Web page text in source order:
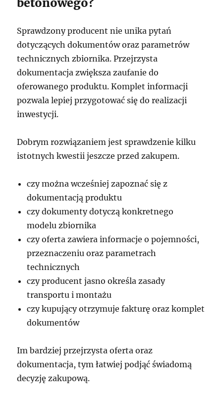
Sprawdzony producent nie unika pytań
dotyczących dokumentów oraz parametrów
technicznych zbiornika. Przejrzysta
dokumentacja zwiększa zaufanie do
oferowanego produktu. Komplet informacji
pozwala lepiej przygotować się do realizacji
inwestycji.
Dobrym rozwiązaniem jest sprawdzenie kilku
istotnych kwestii jeszcze przed zakupem.
czy można wcześniej zapoznać się z
dokumentacją produktu
czy dokumenty dotyczą konkretnego
modelu zbiornika
czy oferta zawiera informacje o pojemności,
przeznaczeniu oraz parametrach
technicznych
czy producent jasno określa zasady
transportu i montażu
czy kupujący otrzymuje fakturę oraz komplet
dokumentów
Im bardziej przejrzysta oferta oraz
dokumentacja, tym łatwiej podjąć świadomą
decyzję zakupową.